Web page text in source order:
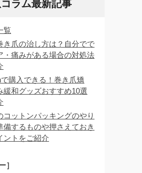
ラム最新記事
覧
き爪の治し方は？自分でで
・痛みがある場合の対処法
購入できる！巻き爪矯
緩和グッズおすすめ10選
コットンパッキングのやり
備するものや押さえておき
ントをご紹介
］